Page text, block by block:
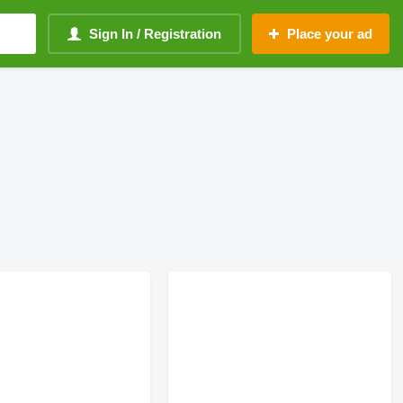
Sign In / Registration Place your ad